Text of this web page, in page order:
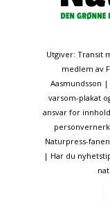
Utgiver: Transit
medlem av
Aasmundsson
varsom-plakat
ansvar for
Naturpress-
| Har du